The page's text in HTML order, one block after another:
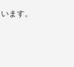
ます。